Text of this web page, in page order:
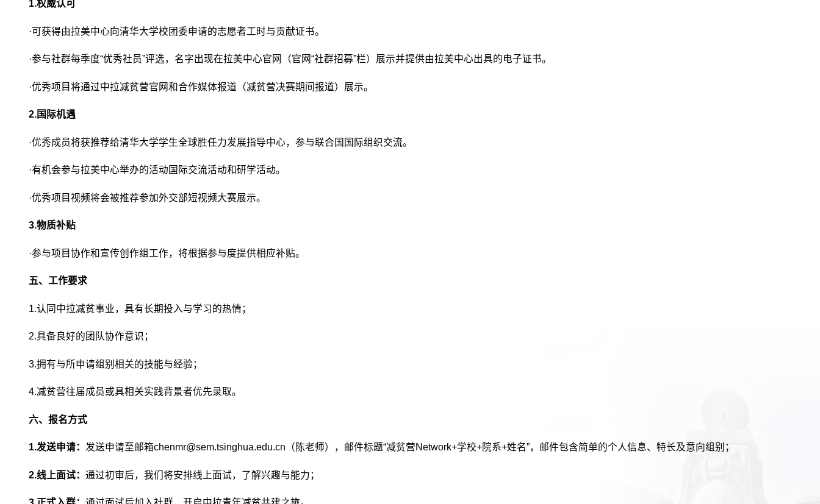
1.权威认可
·可获得由拉美中心向清华大学校团委申请的志愿者工时与贡献证书。
·参与社群每季度“优秀社员”评选，名字出现在拉美中心官网（官网“社群招募”栏）展示并提供由拉美中心出具的电子证书。
·优秀项目将通过中拉减贫营官网和合作媒体报道（减贫营决赛期间报道）展示。
2.国际机遇
·优秀成员将获推荐给清华大学学生全球胜任力发展指导中心，参与联合国国际组织交流。
·有机会参与拉美中心举办的活动国际交流活动和研学活动。
·优秀项目视频将会被推荐参加外交部短视频大赛展示。
3.物质补贴
·参与项目协作和宣传创作组工作，将根据参与度提供相应补贴。
五、工作要求
1.认同中拉减贫事业，具有长期投入与学习的热情；
2.具备良好的团队协作意识；
3.拥有与所申请组别相关的技能与经验；
4.减贫营往届成员或具相关实践背景者优先录取。
六、报名方式
1.发送申请： 发送申请至邮箱chenmr@sem.tsinghua.edu.cn（陈老师），邮件标题“减贫营Network+学校+院系+姓名”，邮件包含简单的个人信息、特长及意向组别；
2.线上面试： 通过初审后，我们将安排线上面试，了解兴趣与能力；